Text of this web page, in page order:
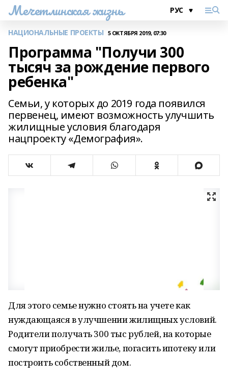
Мечетлинская жизнь
НАЦИОНАЛЬНЫЕ ПРОЕКТЫ 5 ОКТЯБРЯ 2019, 07:30
Программа "Получи 300
тысяч за рождение первого
ребенка"
Семьи, у которых до 2019 года появился
первенец, имеют возможность улучшить
жилищные условия благодаря
нацпроекту «Демография».
Для этого семье нужно стоять на учете как
нуждающаяся в улучшении жилищных условий.
Родители получать 300 тыс рублей, на которые
смогут приобрести жилье, погасить ипотеку или
построить собственный дом.